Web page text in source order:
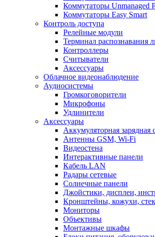
Коммутаторы Unmanaged
Коммутаторы Easy Smart
Контроль доступа
Релейные модули
Терминал распознавания
Контроллеры
Считыватели
Аксессуары
Облачное видеонаблюдение
Аудиосистемы
Громкоговорители
Микрофоны
Удлинители
Аксессуары
Аккумуляторная зарядная
Антенны GSM, Wi-Fi
Видеостена
Интерактивные панели
Кабель LAN
Радары сетевые
Солнечные панели
Джойстики, дисплеи,
Кронштейны, кожухи,
Мониторы
Объективы
Монтажные шкафы